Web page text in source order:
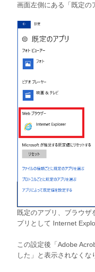
画面左側にある「既定の
既定のアプリ、ブラウザ
プリとして Internet
この設定後「Adobe
した」と表示されなくな